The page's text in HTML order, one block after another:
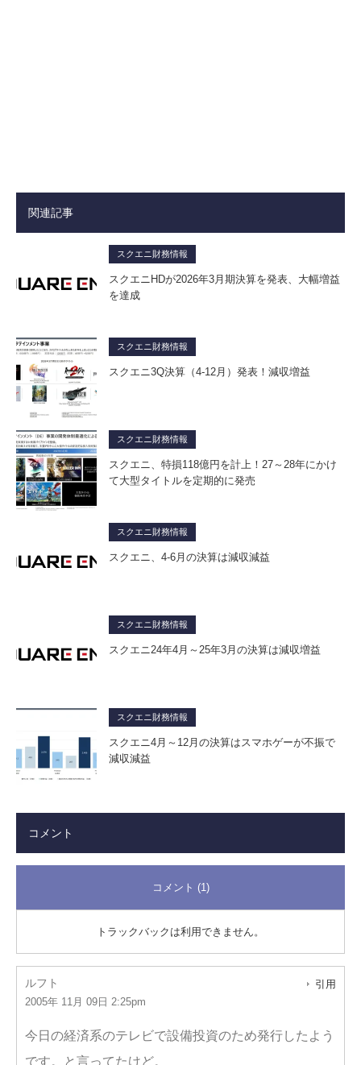
関連記事
スクエニ財務情報
スクエニHDが2026年3月期決算を発表、大幅増益
を達成
スクエニ財務情報
スクエニ3Q決算（4-12月）発表！減収増益
スクエニ財務情報
スクエニ、特損118億円を計上！27～28年にかけ
て大型タイトルを定期的に発売
スクエニ財務情報
スクエニ、4-6月の決算は減収減益
スクエニ財務情報
スクエニ24年4月～25年3月の決算は減収増益
スクエニ財務情報
スクエニ4月～12月の決算はスマホゲーが不振で
減収減益
コメント
コメント (1)
トラックバックは利用できません。
ルフト
2005年 11月 09日 2:25pm
引用
今日の経済系のテレビで設備投資のため発行したよう
です。と言ってたけど。